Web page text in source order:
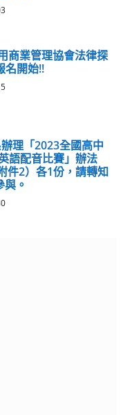
商業管理協會法律探
名開始!!
理「2023全國高中
語配音比賽」辦法
件2）各1份，請轉知
。